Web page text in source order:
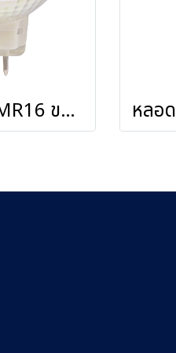
หลอด LED MR16 ขนาด 7W ขั้วหลอด GU5.3 รุ่น M DIM